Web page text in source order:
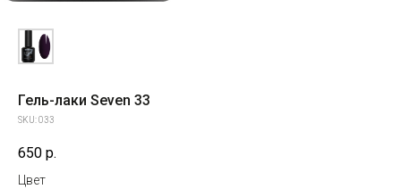
Гель-лаки Seven 33
SKU:033
650 р.
Цвет